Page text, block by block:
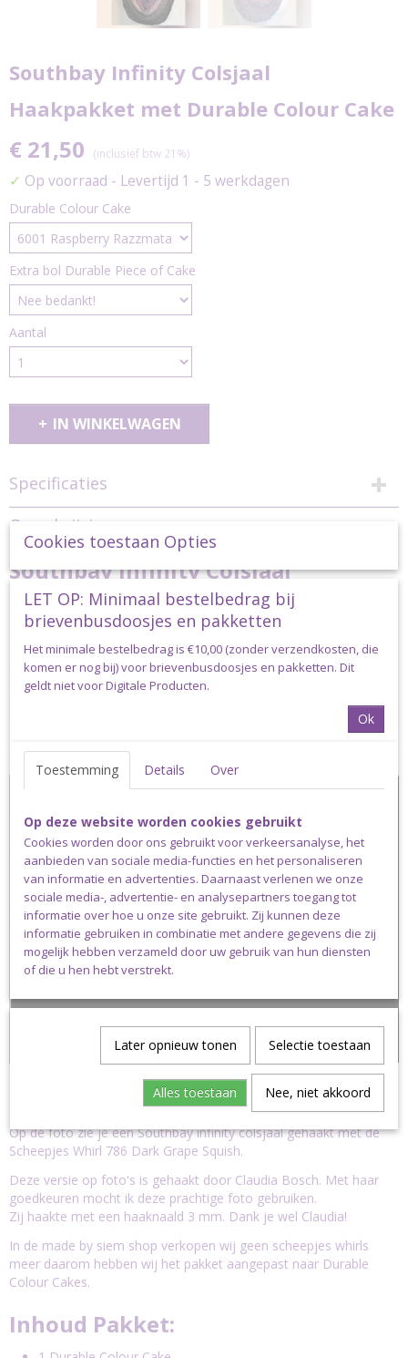
Southbay Infinity Colsjaal
Haakpakket met Durable Colour Cake
€ 21,50 (inclusief btw 21%)
✓ Op voorraad - Levertijd 1 - 5 werkdagen
Durable Colour Cake
Extra bol Durable Piece of Cake
Aantal
IN WINKELWAGEN
Specificaties
Productcode
pk-southaby-infinity-col-colourcake
Omschrijving
Southbay Infinity Colsjaal
Haakpakket met Durable Colour
Cake
De Southbay infinity Colsjaal is een prachtige ruime
Het patroon van de Southbay infinity colsjaal is beschikbaar op
ons YouTube kanaal Made by Siem.
Op de foto zie je een Southbay infinity colsjaal gehaakt met de
Scheepjes Whirl 786 Dark Grape Squish.
Deze versie op foto's is gehaakt door Claudia Bosch. Met haar
goedkeuren mocht ik deze prachtige foto gebruiken.
Zij haakte met een haaknaald 3 mm. Dank je wel Claudia!
In de made by siem shop verkopen wij geen scheepjes whirls
meer daarom hebben wij het pakket aangepast naar Durable
Colour Cakes.
Inhoud Pakket:
Cookies toestaan Opties
LET OP: Minimaal bestelbedrag bij
brievenbusdoosjes en pakketten
Het minimale bestelbedrag is €10,00 (zonder verzendkosten, die
komen er nog bij) voor brievenbusdoosjes en pakketten. Dit
geldt niet voor Digitale Producten.
Ok
Toestemming Details Over
Op deze website worden cookies gebruikt
Cookies worden door ons gebruikt voor verkeersanalyse, het
aanbieden van sociale media-functies en het personaliseren
van informatie en advertenties. Daarnaast verlenen we onze
sociale media-, advertentie- en analysepartners toegang tot
informatie over hoe u onze site gebruikt. Zij kunnen deze
informatie gebruiken in combinatie met andere gegevens die zij
mogelijk hebben verzameld door uw gebruik van hun diensten
of die u hen hebt verstrekt.
Later opnieuw tonen Selectie toestaan
Alles toestaan Nee, niet akkoord